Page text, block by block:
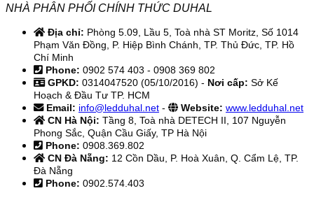
NHÀ PHÂN PHỐI CHÍNH THỨC DUHAL
Địa chỉ: Phòng 5.09, Lầu 5, Toà nhà ST Moritz, Số 1014
Phạm Văn Đồng, P. Hiệp Bình Chánh, TP. Thủ Đức, TP. Hồ
Chí Minh
Phone: 0902 574 403 - 0908 369 802
GPKD: 0314047520 (05/10/2016) - Nơi cấp: Sở Kế
Hoạch & Đầu Tư TP. HCM
Email: info@ledduhal.net - Website: www.ledduhal.net
CN Hà Nội: Tầng 8, Toà nhà DETECH II, 107 Nguyễn
Phong Sắc, Quận Cầu Giấy, TP Hà Nội
Phone: 0908.369.802
CN Đà Nẵng: 12 Cồn Dầu, P. Hoà Xuân, Q. Cẩm Lệ, TP.
Đà Nẵng
Phone: 0902.574.403